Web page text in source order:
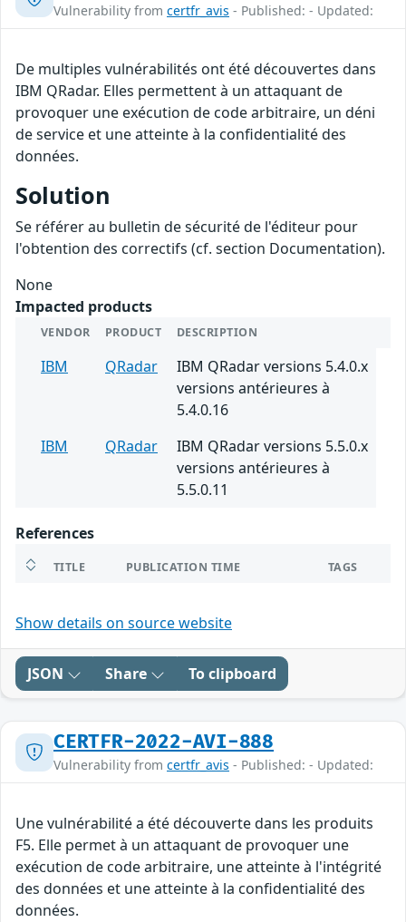
Vulnerability from certfr_avis - Published: - Updated:
De multiples vulnérabilités ont été découvertes dans
IBM QRadar. Elles permettent à un attaquant de
provoquer une exécution de code arbitraire, un déni
de service et une atteinte à la confidentialité des
données.
Solution
Se référer au bulletin de sécurité de l'éditeur pour
l'obtention des correctifs (cf. section Documentation).
None
Impacted products
VENDOR PRODUCT DESCRIPTION
IBM QRadar
IBM QRadar versions 5.4.0.x
versions antérieures à
5.4.0.16
IBM
QRadar
IBM QRadar versions 5.5.0.x
versions antérieures à
5.5.0.11
References
TITLE PUBLICATION TIME TAGS
Show details on source website
JSON Share To clipboard
CERTFR-2022-AVI-888
Vulnerability from certfr_avis - Published: - Updated:
Une vulnérabilité a été découverte dans les produits
F5. Elle permet à un attaquant de provoquer une
exécution de code arbitraire, une atteinte à l'intégrité
des données et une atteinte à la confidentialité des
données.